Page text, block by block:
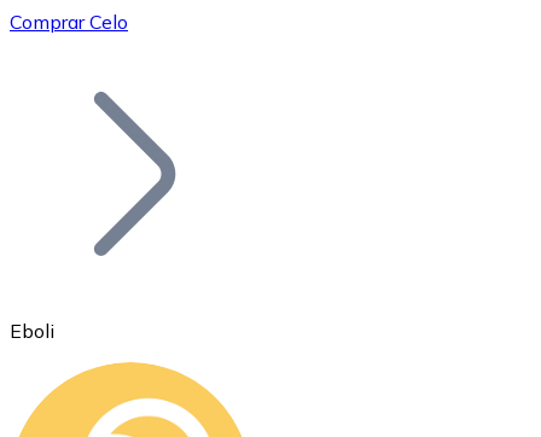
Bitcoin
Comprar Celo
Eboli